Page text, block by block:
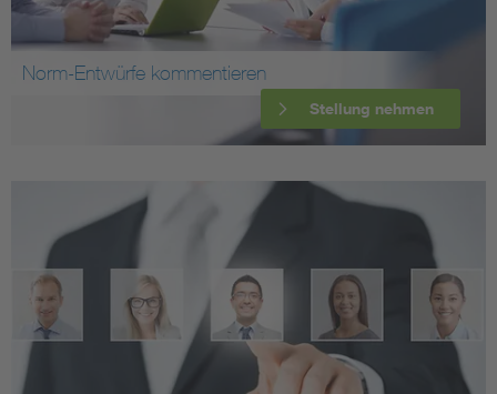
Norm-Entwürfe kommentieren
Stellung nehmen